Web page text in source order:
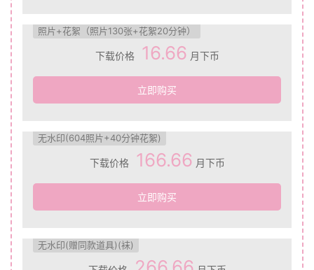
照片+花絮（照片130张+花絮20分钟）
下载价格 16.66 月下币
立即购买
无水印(604照片+40分钟花絮)
下载价格 166.66 月下币
立即购买
无水印(赠同款道具)(袜)